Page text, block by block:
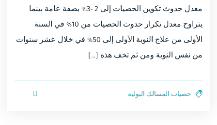
معدل حدوث تكوين الحصيات إلى 2 -3% بصفة عامة بينما
يتراوح معدل تكرار حدوث الحصيات من 10% في السنة
الأولى من علاج النوبة الأولى إلى 50% في خلال عشر سنوات
من نفس النوبة ومن ثم تخف هذه […]
حصيات المسالك البولية